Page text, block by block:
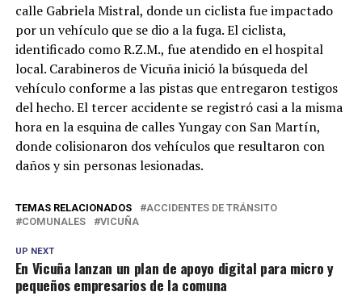
calle Gabriela Mistral, donde un ciclista fue impactado
por un vehículo que se dio a la fuga. El ciclista,
identificado como R.Z.M., fue atendido en el hospital
local. Carabineros de Vicuña inició la búsqueda del
vehículo conforme a las pistas que entregaron testigos
del hecho. El tercer accidente se registró casi a la misma
hora en la esquina de calles Yungay con San Martín,
donde colisionaron dos vehículos que resultaron con
daños y sin personas lesionadas.
TEMAS RELACIONADOS
ACCIDENTES DE TRÁNSITO
COMUNALES
VICUÑA
UP NEXT
En Vicuña lanzan un plan de apoyo digital para micro y
pequeños empresarios de la comuna